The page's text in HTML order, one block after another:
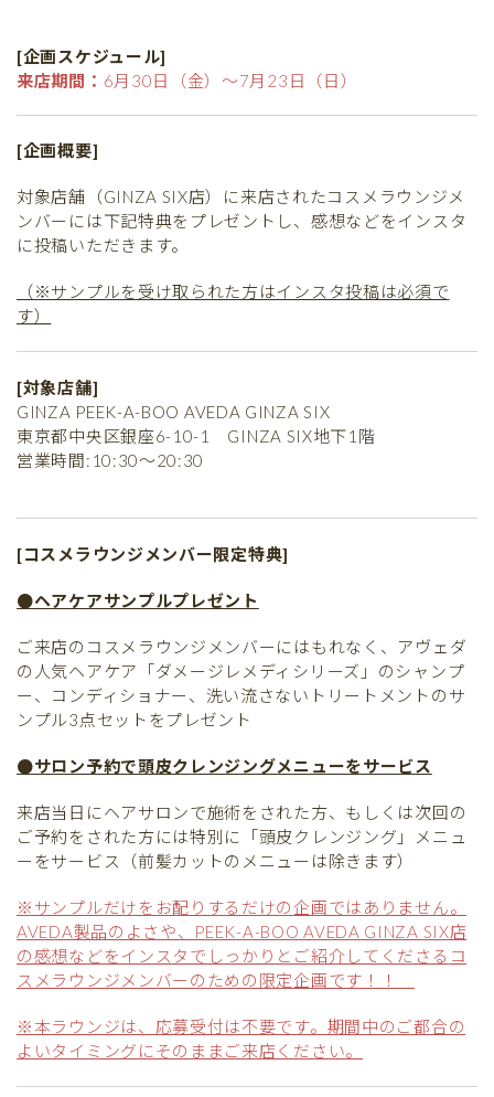
[企画スケジュール]
来店期間： 6月30日（金）～7月23日（日）
[企画概要]
対象店舗（GINZA SIX店）に来店されたコスメラウンジメ
ンバーには下記特典をプレゼントし、感想などをインスタ
に投稿いただきます。
（※サンプルを受け取られた方はインスタ投稿は必須で
す）
[対象店舗]
GINZA PEEK-A-BOO AVEDA GINZA SIX
東京都中央区銀座6-10-1 GINZA SIX地下1階
営業時間:10:30～20:30
[コスメラウンジメンバー限定特典]
●ヘアケアサンプルプレゼント
ご来店のコスメラウンジメンバーにはもれなく、アヴェダ
の人気ヘアケア「ダメージレメディシリーズ」のシャンプ
ー、コンディショナー、洗い流さないトリートメントのサ
ンプル3点セットをプレゼント
●サロン予約で頭皮クレンジングメニューをサービス
来店当日にヘアサロンで施術をされた方、もしくは次回の
ご予約をされた方には特別に「頭皮クレンジング」メニュ
ーをサービス（前髪カットのメニューは除きます）
※サンプルだけをお配りするだけの企画ではありません。
AVEDA製品のよさや、PEEK-A-BOO AVEDA GINZA SIX店
の感想などをインスタでしっかりとご紹介してくださる コ
スメラウンジメンバーのための限定企画です！！
※本ラウンジは、応募受付は不要です。期間中のご都合の
よいタイミングにそのままご来店ください。